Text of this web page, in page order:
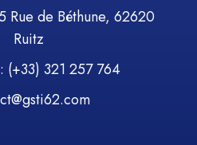
Rue de Béthune, 62620
Ruitz
(+33) 321 257 764